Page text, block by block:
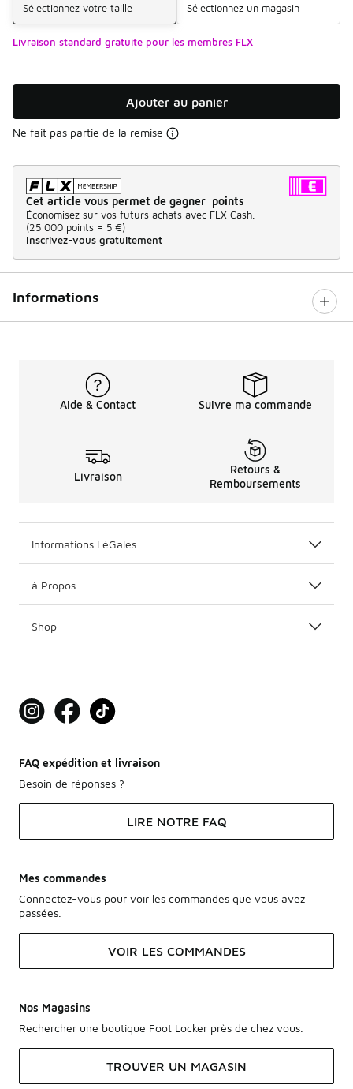
Sélectionnez votre taille Sélectionnez un magasin
Livraison standard gratuite pour les membres FLX
Ajouter au panier
Ne fait pas partie de la remise
Cet article vous permet de gagner points
Économisez sur vos futurs achats avec FLX Cash.
(25 000 points = 5 €)
Inscrivez-vous gratuitement
Informations
Aide & Contact Suivre ma commande
Livraison
Retours &
Remboursements
Informations LéGales
à Propos
Shop
FAQ expédition et livraison
Besoin de réponses ?
LIRE NOTRE FAQ
Mes commandes
Connectez-vous pour voir les commandes que vous avez
passées.
VOIR LES COMMANDES
Nos Magasins
Rechercher une boutique Foot Locker près de chez vous.
TROUVER UN MAGASIN